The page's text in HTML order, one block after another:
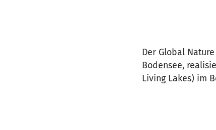
Der Global
Bodensee,
Living Lakes) im